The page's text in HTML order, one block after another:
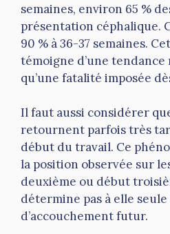
semaines, environ 65 %
présentation céphalique.
90 % à 36-37 semaines.
témoigne d’une
qu’une fatalité imposée
Il faut aussi considérer
retournent parfois très
début du travail. Ce
la position observée sur
deuxième ou début
détermine pas à elle seule
d’accouchement futur.